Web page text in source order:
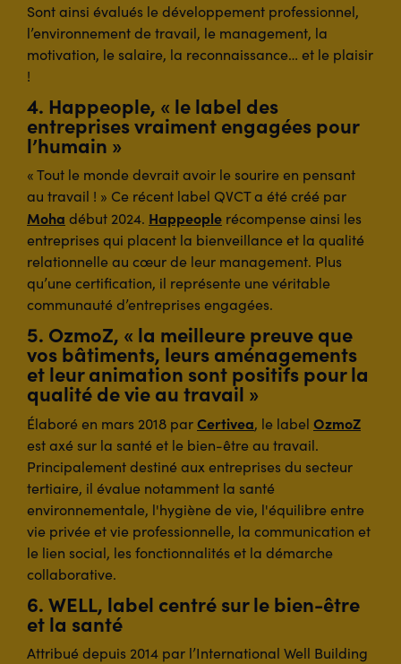
Sont ainsi évalués le développement professionnel,
l’environnement de travail, le management, la
motivation, le salaire, la reconnaissance… et le plaisir
!
4. Happeople, « le label des
entreprises vraiment engagées pour
l’humain »
« Tout le monde devrait avoir le sourire en pensant
au travail ! » Ce récent label QVCT a été créé par
Moha début 2024. Happeople récompense ainsi les
entreprises qui placent la bienveillance et la qualité
relationnelle au cœur de leur management. Plus
qu’une certification, il représente une véritable
communauté d’entreprises engagées.
5. OzmoZ, « la meilleure preuve que
vos bâtiments, leurs aménagements
et leur animation sont positifs pour la
qualité de vie au travail »
Élaboré en mars 2018 parCertivea, le label OzmoZ
est axé sur la santé et le bien-être au travail.
Principalement destiné aux entreprises du secteur
tertiaire, il évalue notamment la santé
environnementale, l'hygiène de vie, l'équilibre entre
vie privée et vie professionnelle, la communication et
le lien social, les fonctionnalités et la démarche
collaborative.
6. WELL, label centré sur le bien-être
et la santé
Attribué depuis 2014 par l’International Well Building